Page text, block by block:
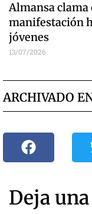
Almansa
manifestación
jóvenes
13/07/2026
ARCHIVADO
Deja